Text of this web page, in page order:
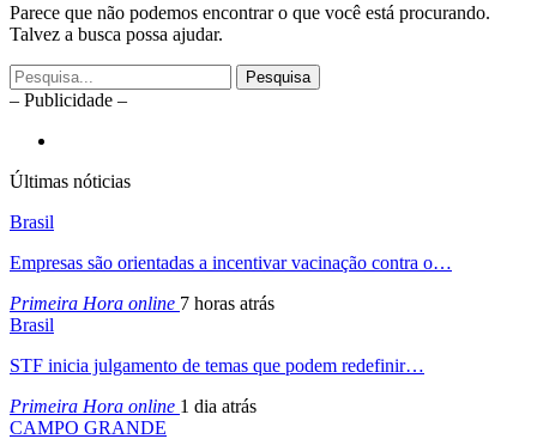
Parece que não podemos encontrar o que você está procurando.
Talvez a busca possa ajudar.
– Publicidade –
Últimas nóticias
Brasil
Empresas são orientadas a incentivar vacinação contra o…
Primeira Hora online 7 horas atrás
Brasil
STF inicia julgamento de temas que podem redefinir…
Primeira Hora online 1 dia atrás
CAMPO GRANDE